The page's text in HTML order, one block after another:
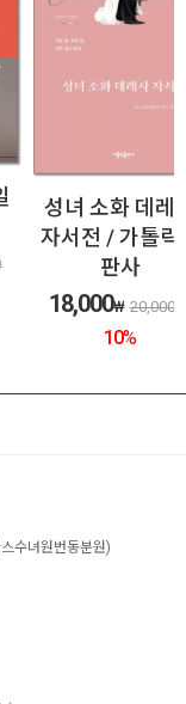
성녀 소화 데레
자서전 / 가톨릭
판사
18,000₩ 20,000
10%
수녀원번동분원)